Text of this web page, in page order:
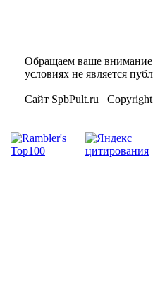
Обращаем ваше внимание
условиях не является
Сайт SpbPult.ru